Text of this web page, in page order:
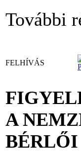
További
FELHÍVÁS
A